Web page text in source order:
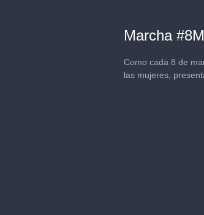
Marcha
Como cada 8 de
las mujeres,